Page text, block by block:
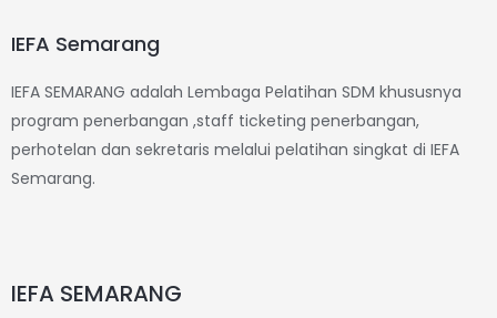
IEFA Semarang
IEFA SEMARANG adalah Lembaga Pelatihan SDM khususnya
program penerbangan ,staff ticketing penerbangan,
perhotelan dan sekretaris melalui pelatihan singkat di IEFA
Semarang.
IEFA SEMARANG